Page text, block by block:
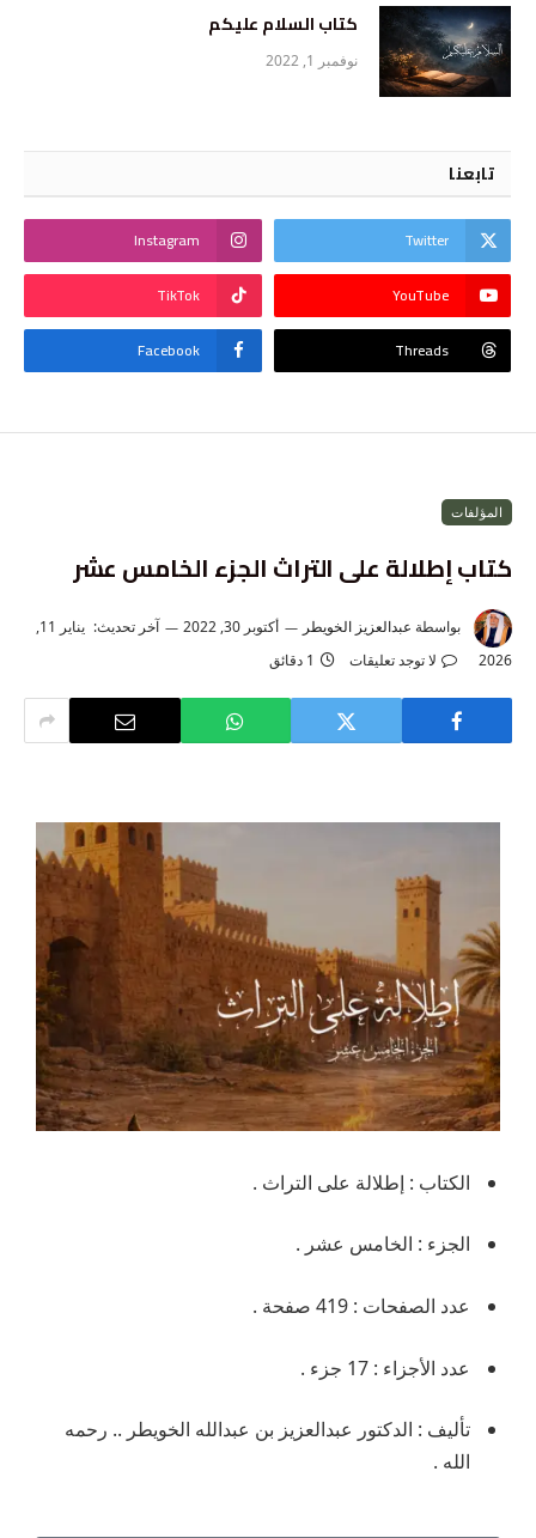
كتاب السلام عليكم
نوفمبر 1, 2022
تابعنا
Twitter
Instagram
YouTube
TikTok
Threads
Facebook
المؤلفات
كتاب إطلالة على التراث الجزء الخامس عشر
بواسطة عبدالعزيز الخويطر أكتوبر 30, 2022 آخر تحديث:
يناير 11,
2026
لا توجد تعليقات 1 دقائق
الكتاب : إطلالة على التراث .
الجزء : الخامس عشر .
عدد الصفحات : 419 صفحة .
عدد الأجزاء : 17 جزء .
تأليف : الدكتور عبدالعزيز بن عبدالله الخويطر .. رحمه
الله .